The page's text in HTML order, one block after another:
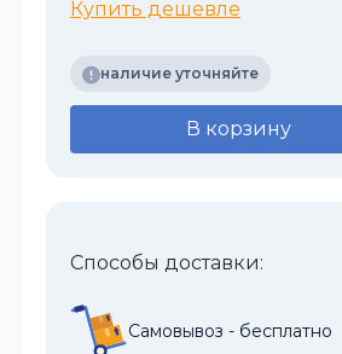
Купить дешевле
наличие уточняйте
В корзину
Способы доставки:
Самовывоз - бесплатно